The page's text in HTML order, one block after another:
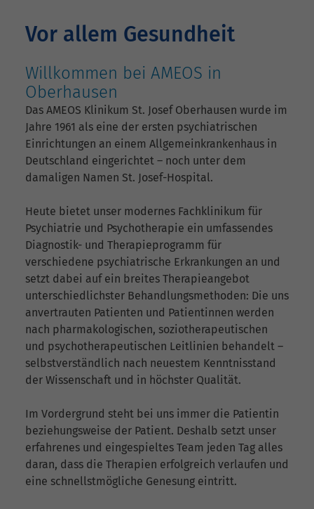
Vor allem Gesundheit
Willkommen bei AMEOS in
Oberhausen
Das AMEOS Klinikum St. Josef Oberhausen wurde im
Jahre 1961 als eine der ersten psychiatrischen
Einrichtungen an einem Allgemeinkrankenhaus in
Deutschland eingerichtet – noch unter dem
damaligen Namen St. Josef-Hospital.
Heute bietet unser modernes Fachklinikum für
Psychiatrie und Psychotherapie ein umfassendes
Diagnostik- und Therapieprogramm für
verschiedene psychiatrische Erkrankungen an und
setzt dabei auf ein breites Therapieangebot
unterschiedlichster Behandlungsmethoden: Die uns
anvertrauten Patienten und Patientinnen werden
nach pharmakologischen, soziotherapeutischen
und psychotherapeutischen Leitlinien behandelt –
selbstverständlich nach neuestem Kenntnisstand
der Wissenschaft und in höchster Qualität.
Im Vordergrund steht bei uns immer die Patientin
beziehungsweise der Patient. Deshalb setzt unser
erfahrenes und eingespieltes Team jeden Tag alles
daran, dass die Therapien erfolgreich verlaufen und
eine schnellstmögliche Genesung eintritt.